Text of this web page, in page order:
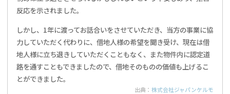
反応を示されました。
しかし、1年に渡ってお話合いをさせていただき、当方の事業に協
力していただく代わりに、借地人様の希望を聞き受け、現在は借
地人様に立ち退きしていただくこともなく、また物件内に認定道
路を通すこともできましたので、借地そのものの価値も上げるこ
とができました。
出典：株式会社ジャパンケルモ